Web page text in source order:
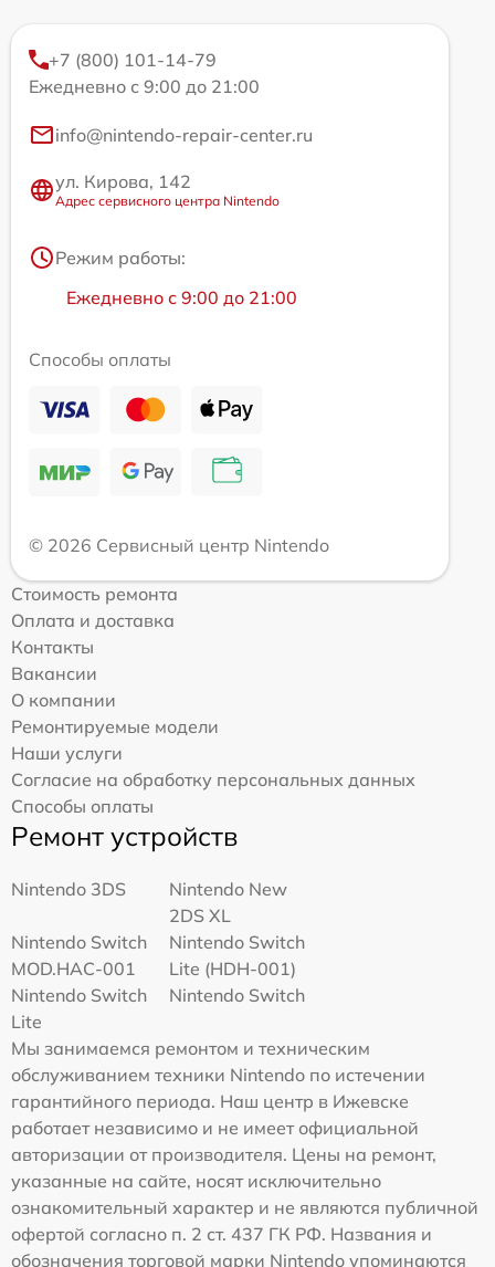
+7 (800) 101-14-79
Ежедневно с 9:00 до 21:00
info@nintendo-repair-center.ru
ул. Кирова, 142
Адрес сервисного центра Nintendo
Режим работы:
Ежедневно с 9:00 до 21:00
Способы оплаты
© 2026 Сервисный центр Nintendo
Стоимость ремонта
Оплата и доставка
Контакты
Вакансии
О компании
Ремонтируемые модели
Наши услуги
Согласие на обработку персональных данных
Способы оплаты
Ремонт устройств
Nintendo 3DS
Nintendo New
2DS XL
Nintendo Switch
MOD.HAC-001
Nintendo Switch
Lite (HDH-001)
Nintendo Switch
Lite
Nintendo Switch
Мы занимаемся ремонтом и техническим
обслуживанием техники Nintendo по истечении
гарантийного периода. Наш центр в Ижевске
работает независимо и не имеет официальной
авторизации от производителя. Цены на ремонт,
указанные на сайте, носят исключительно
ознакомительный характер и не являются публичной
офертой согласно п. 2 ст. 437 ГК РФ. Названия и
обозначения торговой марки Nintendo упоминаются